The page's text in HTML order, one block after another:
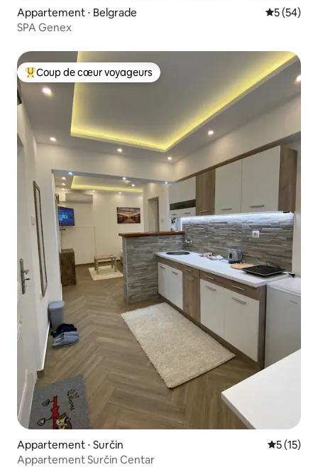
Appartement ⋅ Belgrade
5 (54)
SPA Genex
Coups de cœur voyageurs les plus appréciés
Coup de cœur voyageurs
Appartement ⋅ Surčin
5 (15)
Appartement Surčin Centar